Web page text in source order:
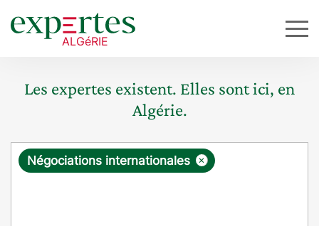
Les expertes existent. Elles sont ici, en
Algérie.
R
×
Négociations internationales